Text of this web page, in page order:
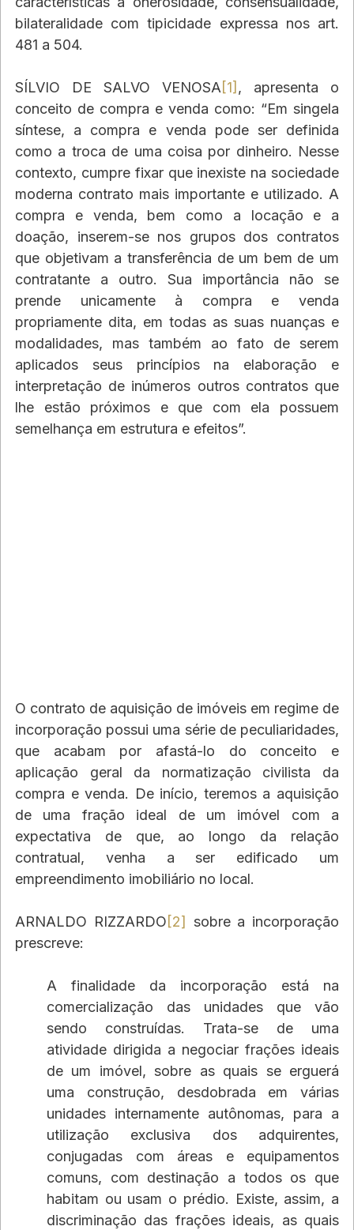
bilateralidade com tipicidade expressa nos art.
481 a 504.
SÍLVIO DE SALVO VENOSA [1] , apresenta o
conceito de compra e venda como: “Em singela
síntese, a compra e venda pode ser definida
como a troca de uma coisa por dinheiro. Nesse
contexto, cumpre fixar que inexiste na sociedade
moderna contrato mais importante e utilizado. A
compra e venda, bem como a locação e a
doação, inserem-se nos grupos dos contratos
que objetivam a transferência de um bem de um
contratante a outro. Sua importância não se
prende unicamente à compra e venda
propriamente dita, em todas as suas nuanças e
modalidades, mas também ao fato de serem
aplicados seus princípios na elaboração e
interpretação de inúmeros outros contratos que
lhe estão próximos e que com ela possuem
semelhança em estrutura e efeitos”.
O contrato de aquisição de imóveis em regime de
incorporação possui uma série de peculiaridades,
que acabam por afastá-lo do conceito e
aplicação geral da normatização civilista da
compra e venda. De início, teremos a aquisição
de uma fração ideal de um imóvel com a
expectativa de que, ao longo da relação
contratual, venha a ser edificado um
empreendimento imobiliário no local.
ARNALDO RIZZARDO [2]
sobre a incorporação
prescreve:
A finalidade da incorporação está na
comercialização das unidades que vão
sendo construídas. Trata-se de uma
atividade dirigida a negociar frações ideais
de um imóvel, sobre as quais se erguerá
uma construção, desdobrada em várias
unidades internamente autônomas, para a
utilização exclusiva dos adquirentes,
conjugadas com áreas e equipamentos
comuns, com destinação a todos os que
habitam ou usam o prédio. Existe, assim, a
discriminação das frações ideais, as quais